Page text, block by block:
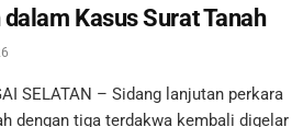
Kasus Surat Tanah
SELATAN – Sidang lanjutan perkara
dengan tiga terdakwa kembali digelar